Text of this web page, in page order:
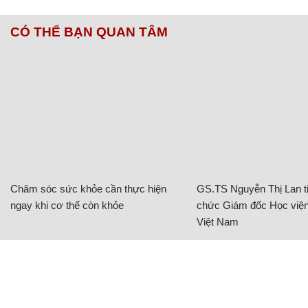
CÓ THỂ BẠN QUAN TÂM
Chăm sóc sức khỏe cần thực hiện
ngay khi cơ thể còn khỏe
GS.TS Nguyễn Thị Lan
chức Giám đốc Học
Việt Nam